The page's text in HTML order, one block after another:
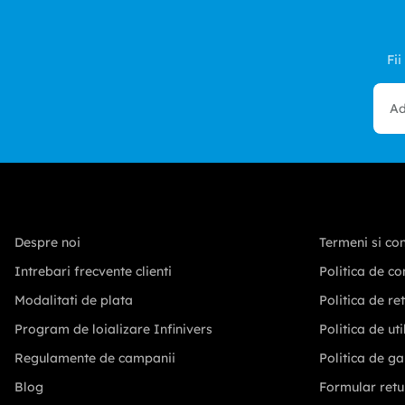
Despre noi
Intrebari frecvente clienti
Modalitati de plata
Program de loializare Infinivers
Regulamente de campanii
Blog
Termeni si
Politica de
Politica de
Politica de
Politica de
Formular